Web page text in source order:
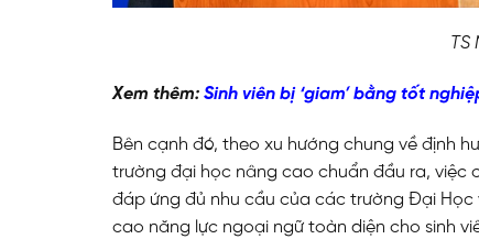
TS
Xem thêm: Sinh viên bị ‘giam’ bằng tốt
Bên cạnh đó, theo xu hướng chung về định
trường đại học nâng cao chuẩn đầu ra, việc
đáp ứng đủ nhu cầu của các trường Đại
cao năng lực ngoại ngữ toàn diện cho sinh